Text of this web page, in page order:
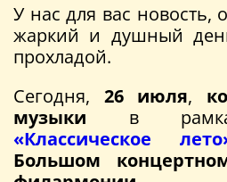
У нас для вас новость,
жаркий и душный
прохладой.
Сегодня, 26 июля,
музыки в
«Классическое
Большом